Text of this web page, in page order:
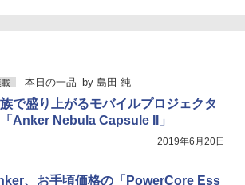
載 本日の一品 by 島田 純
で盛り上がるモバイルプロジェクタ
Anker Nebula Capsule II」
2019年6月20日
、お手頃価格の「PowerCore Ess